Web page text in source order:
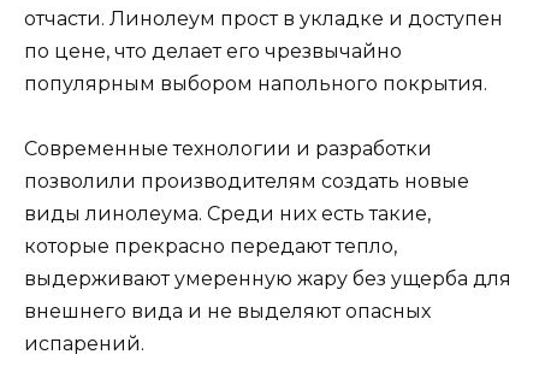
отчасти. Линолеум прост в укладке и доступен
по цене, что делает его чрезвычайно
популярным выбором напольного покрытия.
Современные технологии и разработки
позволили производителям создать новые
виды линолеума. Среди них есть такие,
которые прекрасно передают тепло,
выдерживают умеренную жару без ущерба для
внешнего вида и не выделяют опасных
испарений.